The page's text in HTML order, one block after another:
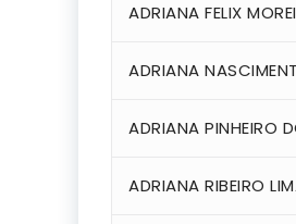
ADRIANA FELIX
ADRIANA
ADRIANA PINHEIRO
ADRIANA RIBEIRO